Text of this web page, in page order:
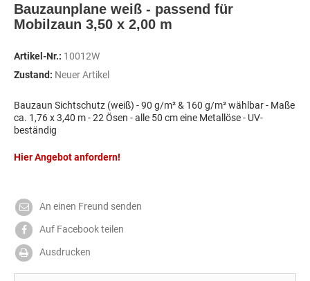
Bauzaunplane weiß - passend für
Mobilzaun 3,50 x 2,00 m
Artikel-Nr.: 10012W
Zustand: Neuer Artikel
Bauzaun Sichtschutz (weiß) - 90 g/m² & 160 g/m² wählbar - Maße
ca. 1,76 x 3,40 m - 22 Ösen - alle 50 cm eine Metallöse - UV-
beständig
Hier Angebot anfordern!
An einen Freund senden
Auf Facebook teilen
Ausdrucken